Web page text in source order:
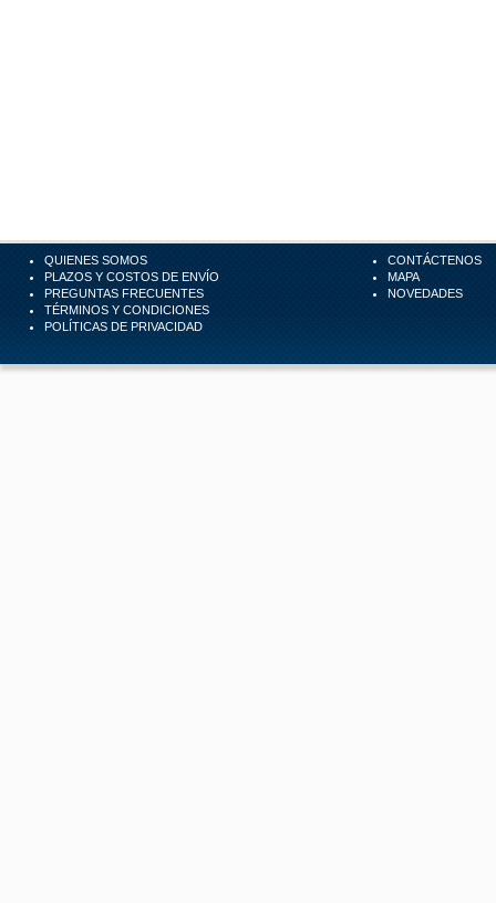
QUIENES SOMOS
PLAZOS Y COSTOS DE ENVÍO
PREGUNTAS FRECUENTES
TÉRMINOS Y CONDICIONES
POLÍTICAS DE PRIVACIDAD
CONTÁCTENOS
MAPA
NOVEDADES